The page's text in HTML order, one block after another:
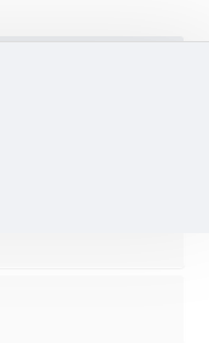
FGK PDA2-450
объема работ
и салонах